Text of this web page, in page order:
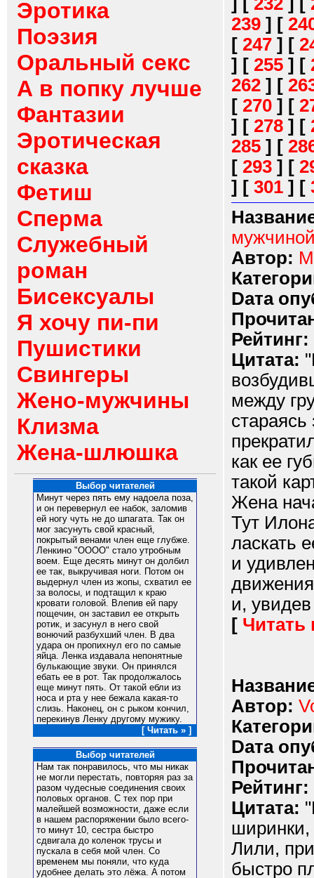
Эротика
Поэзия
Оральный секс
А в попку лучше
Фантазии
Эротическая
сказка
Фетиш
Сперма
Служебный
роман
Бисексуалы
Я хочу пи-пи
Пушистики
Свингеры
Жено-мужчины
Клизма
Жена-шлюшка
Выбор читателей
Минут через пять ему надоела поза,
и он перевернул ее набок, заломив
ей ногу чуть не до шпагата. Так он
мог засунуть свой красный,
покрытый венами член еще глубже.
Ленкино "ОООО" стало утробным
воем. Еще десять минут он долбил
ее так, выкручивая ноги. Потом он
выдернул член из жопы, схватил ее
за волосы, и подтащил к краю
кровати головой. Влепив ей пару
пощечин, он заставил ее открыть
ротик, и засунул в него свой
вонючий разбухший член. В два
удара он пропихнул его по самые
яйца. Ленка издавала непонятные
булькающие звуки. Он принялся
ебать ее в рот. Так продолжалось
еще минут пять. От такой ебли из
носа и рта у нее бежала какая-то
слизь. Наконец, он с рыком кончил,
перекинув Ленку другому мужику.
[ Читать » ]
Выбор читателей
Нам так понравилось, что мы никак
не могли перестать, повторяя раз за
разом чудесные соединения своих
половых органов. С тех пор при
малейшей возможности, даже если
в нашем распоряжении было всего-
то минут 10, сестра быстро
сдвигала до коленок трусы и
пускала в себя мой член. Со
временем мы поняли, что куда
удобнее делать это лёжа. А потом
239 ] [
[ 247 ] [
] [ 255 ] [
262 ] [
[ 270 ] [
] [ 278 ] [
285 ] [
[ 293 ] [
] [ 301 ] [
Автор:
Dата
Рейтинг:
Цитата:
между
как ее
такой
Жена
Тут
ласкать
и
и,
[ Читать
Автор:
Dата
Рейтинг:
Цитата:
ширинки,
Лили,
быстро